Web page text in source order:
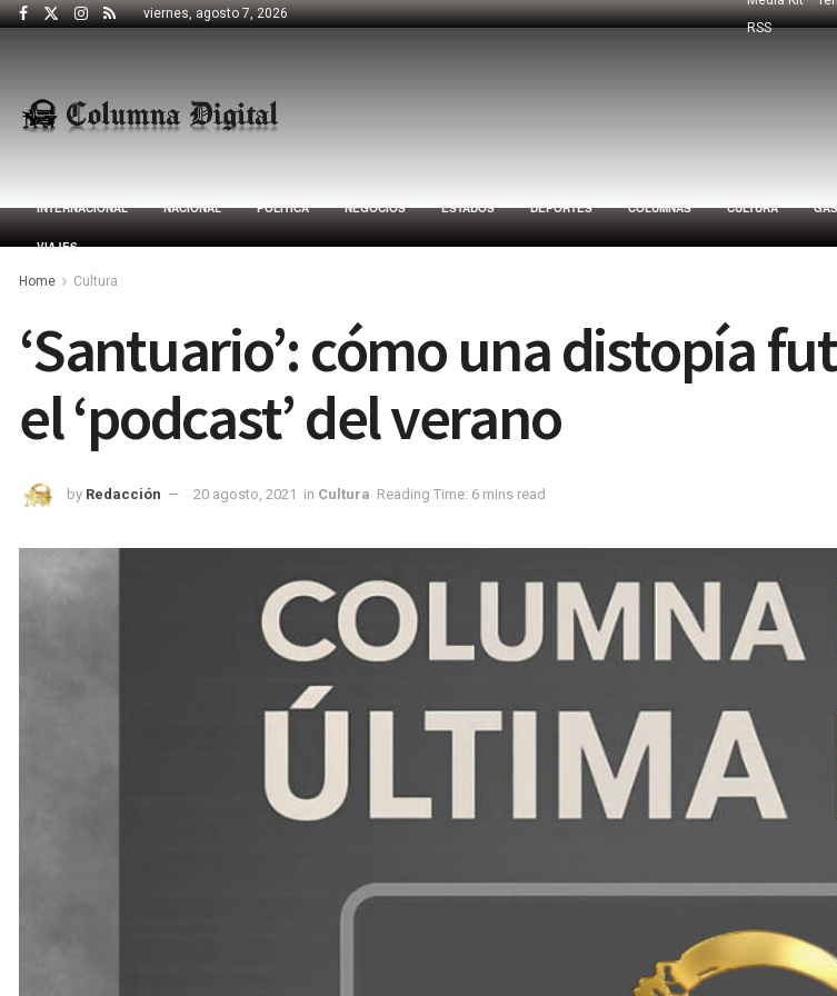
viernes, agosto 7, 2026
RSS
INTERNACIONAL NACIONAL POLÍTICA NEGOCIOS ESTADOS DEPORTES COLUMNAS CULTURA
VIAJES
Home Cultura
‘Santuario’: cómo una distopía
el ‘podcast’ del verano
by Redacción 20 agosto, 2021 in Cultura Reading Time: 6 mins read